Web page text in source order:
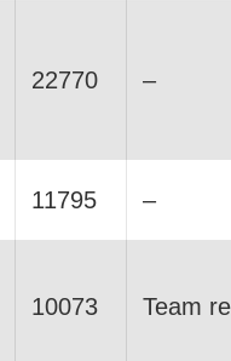
22770 –
11795 –
10073 Team